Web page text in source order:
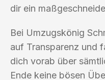
dir ein
Bei Umzugskönig
auf Transparenz und
dich vorab über
Ende keine bösen